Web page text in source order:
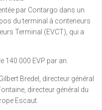
par Contargo dans un
du terminal à conteneurs
Terminal (EVCT), qui a
140 000 EVP par an.
Bredel, directeur général
directeur général du
Escaut.